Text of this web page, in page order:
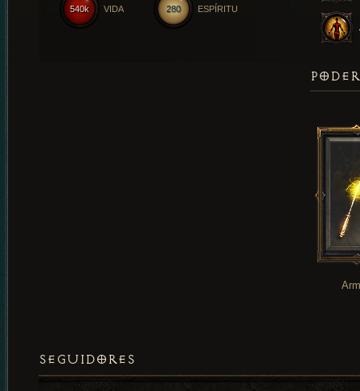
280 ESPÍRITU
540k VIDA
SEGUIDORES